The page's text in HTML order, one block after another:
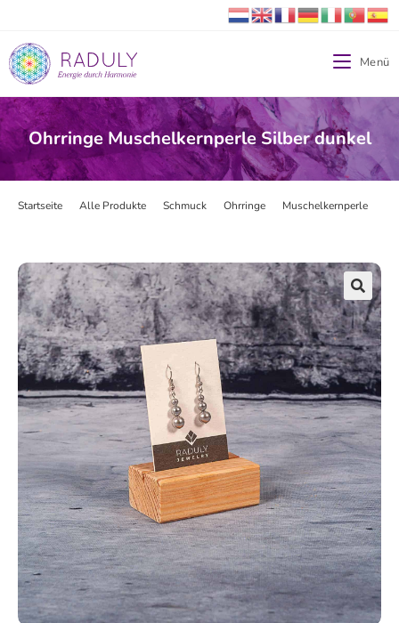
Menü
Ohrringe Muschelkernperle Silber dunkel
Startseite Alle Produkte Schmuck Ohrringe Muschelkernperle
🔍